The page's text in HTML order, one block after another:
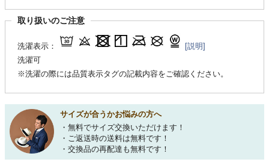
取り扱いのご注意
洗濯表示：
[説明]
洗濯可
※洗濯の際には品質表示タグの記載内容をご確認ください。
サイズが合うかお悩みの方へ
・無料でサイズ交換いただけます！
・ご返送時の送料は無料です！
・交換品の再配達も無料です！